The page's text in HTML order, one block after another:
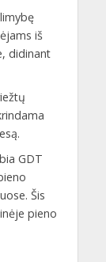
iš
didinant
GDT
Šis
pieno